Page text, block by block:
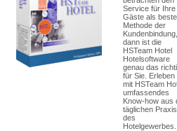
Service für Ihre
Gäste als beste
Methode der
Kundenbindung,
dann ist die
HSTeam Hotel
Hotelsoftware
genau das
für Sie. Erleben
mit HSTeam
umfassendes
Know-how aus
täglichen Praxis
des